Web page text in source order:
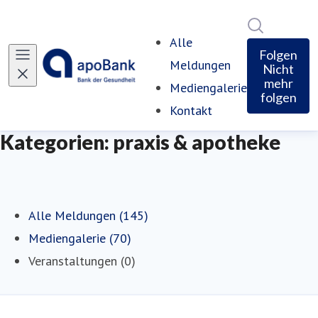
Alle
Meldungen
Mediengalerie
Kontakt
Folgen
Nicht
mehr
folgen
Kategorien: praxis & apotheke
Alle Meldungen (145)
Mediengalerie (70)
Veranstaltungen (0)